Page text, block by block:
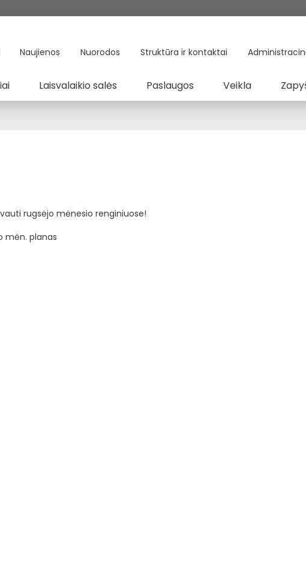
Naujienos Nuorodos Struktūra ir kontaktai
Laisvalaikio salės Paslaugos Veikla
rugsėjo mėnesio renginiuose!
mėn. planas